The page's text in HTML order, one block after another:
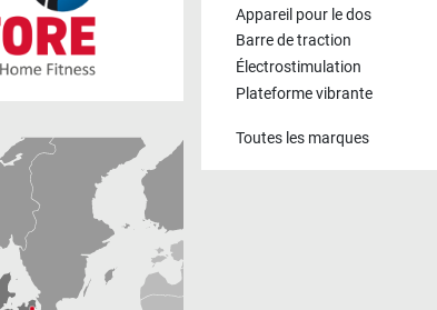
Appareil pour le dos
Barre de traction
Électrostimulation
Plateforme vibrante
Toutes les marques